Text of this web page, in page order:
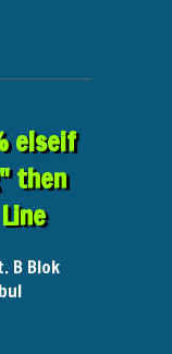
elseif
then
B Blok